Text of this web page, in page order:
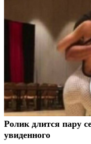
Ролик длится пару
увиденного